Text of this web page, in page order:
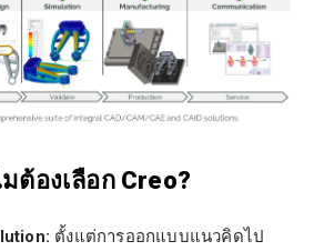
ต้องเลือก Creo?
ตั้งแต่การออกแบบแนวคิดไป